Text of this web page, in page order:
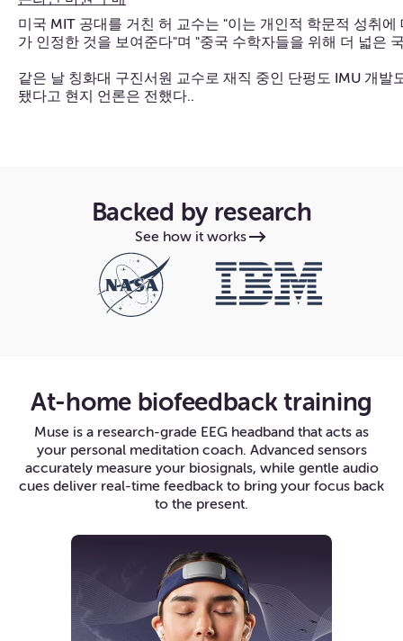
미국 MIT 공대를 거친 허 교수는 "이는 개인적 학문적 성취
가 인정한 것을 보여준다"며 "중국 수학자들을 위해 더 넓은
같은 날 칭화대 구진서원 교수로 재직 중인 단펑도 IMU 개
됐다고 현지 언론은 전했다..
Backed by research
See how it works
At-home biofeedback training
Muse is a research-grade EEG headband that acts as
your personal meditation coach. Advanced sensors
accurately measure your biosignals, while gentle audio
cues deliver real-time feedback to bring your focus back
to the present.